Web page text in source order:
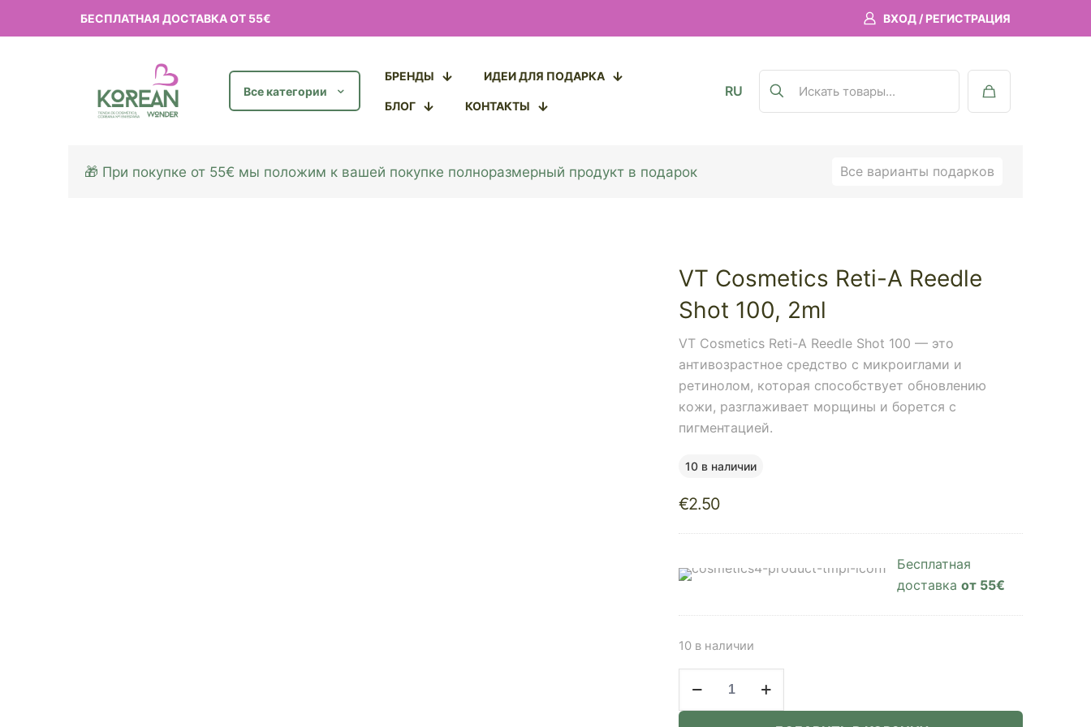
БЕСПЛАТНАЯ ДОСТАВКА ОТ 55€ ВХОД / РЕГИСТРАЦИЯ
Все категории
БРЕНДЫ ИДЕИ ДЛЯ ПОДАРКА
БЛОГ КОНТАКТЫ
RU
🎁 При покупке от 55€ мы положим к вашей покупке полноразмерный продукт в подарок Все варианты подарков
VT Cosmetics Reti-A Reedle
Shot 100, 2ml
VT Cosmetics Reti-A Reedle Shot 100 — это
антивозрастное средство с микроиглами и
ретинолом, которая способствует обновлению
кожи, разглаживает морщины и борется с
пигментацией.
10 в наличии
€2.50
Бесплатная
доставка от 55€
10 в наличии